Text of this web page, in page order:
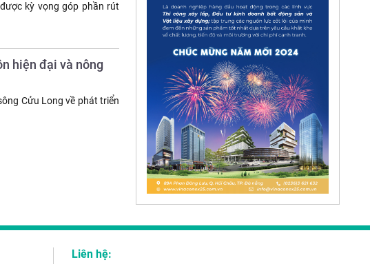
kỳ vọng góp phần rút
hiện đại và nông
Cửu Long về phát triển
Liên hệ: